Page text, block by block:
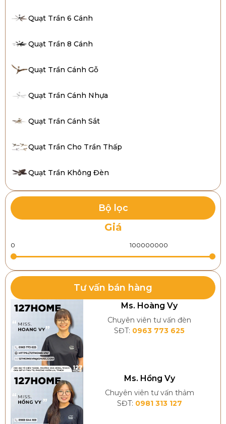
Quạt Trần 6 Cánh
Quạt Trần 8 Cánh
Quạt Trần Cánh Gỗ
Quạt Trần Cánh Nhựa
Quạt Trần Cánh Sắt
Quạt Trần Cho Trần Thấp
Quạt Trần Không Đèn
Bộ lọc
Giá
Tư vấn bán hàng
Ms. Hoàng Vy
Chuyên viên tư vấn đèn
SĐT: 0963 773 625
Ms. Hồng Vy
Chuyên viên tư vấn thảm
SĐT: 0981 313 127